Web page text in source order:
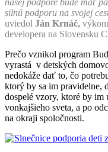
silnú podporu na svojej
uviedol Ján Krnáč,
developera na Slovensku
Prečo vznikol program
vyrastá v detských
nedokáže dať to, čo
ktorý by sa im pravidelne,
dospelé vzory, ktoré by im
vonkajšieho sveta, a po
na okraji spoločnosti.